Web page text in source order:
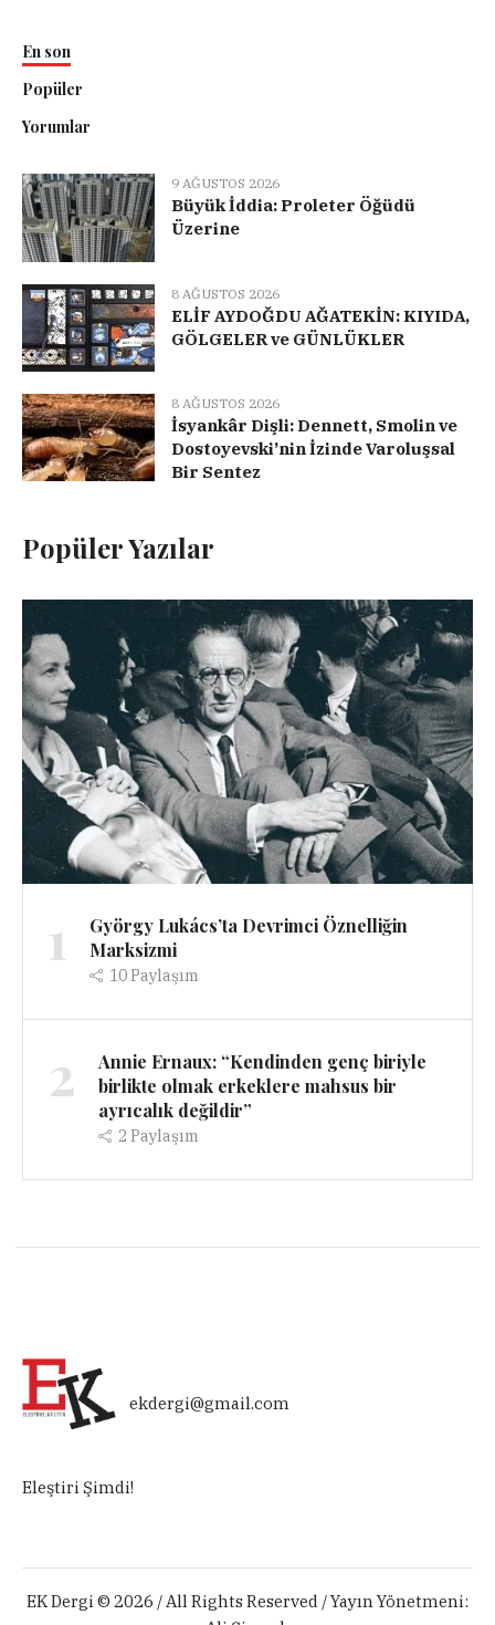
En son
Popüler
Yorumlar
9 AĞUSTOS 2026
Büyük İddia: Proleter Öğüdü
Üzerine
8 AĞUSTOS 2026
ELİF AYDOĞDU AĞATEKİN: KIYIDA,
GÖLGELER ve GÜNLÜKLER
8 AĞUSTOS 2026
İsyankâr Dişli: Dennett, Smolin ve
Dostoyevski’nin İzinde Varoluşsal
Bir Sentez
Popüler Yazılar
1
György Lukács’ta Devrimci Öznelliğin
Marksizmi
10Paylaşım
2
Annie Ernaux: “Kendinden genç biriyle
birlikte olmak erkeklere mahsus bir
ayrıcalık değildir”
2 Paylaşım
ekdergi@gmail.com
Eleştiri Şimdi!
EK Dergi © 2026 / All Rights Reserved / Yayın Yönetmeni: